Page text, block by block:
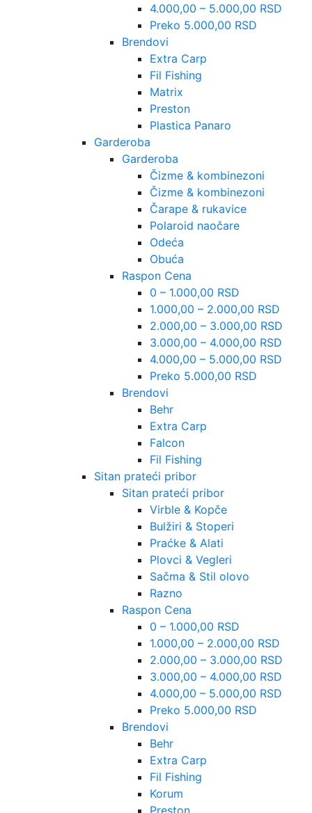
4.000,00 – 5.000,00 RSD
Preko 5.000,00 RSD
Brendovi
Extra Carp
Fil Fishing
Matrix
Preston
Plastica Panaro
Garderoba
Garderoba
Čizme & kombinezoni
Čizme & kombinezoni
Čarape & rukavice
Polaroid naočare
Odeća
Obuća
Raspon Cena
0 – 1.000,00 RSD
1.000,00 – 2.000,00 RSD
2.000,00 – 3.000,00 RSD
3.000,00 – 4.000,00 RSD
4.000,00 – 5.000,00 RSD
Preko 5.000,00 RSD
Brendovi
Behr
Extra Carp
Falcon
Fil Fishing
Sitan prateći pribor
Sitan prateći pribor
Virble & Kopče
Bulžiri & Stoperi
Praćke & Alati
Plovci & Vegleri
Sačma & Stil olovo
Razno
Raspon Cena
0 – 1.000,00 RSD
1.000,00 – 2.000,00 RSD
2.000,00 – 3.000,00 RSD
3.000,00 – 4.000,00 RSD
4.000,00 – 5.000,00 RSD
Preko 5.000,00 RSD
Brendovi
Behr
Extra Carp
Fil Fishing
Korum
Preston